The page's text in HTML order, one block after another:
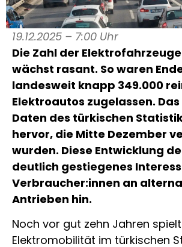
19.12.2025 – 7:00 Uhr
Die Zahl der
wächst rasant. So waren
landesweit knapp 349.000
Elektroautos zugelassen.
Daten des türkischen
hervor, die Mitte Dezember
wurden. Diese Entwicklung
deutlich gestiegenes
Verbraucher:innen an
Antrieben hin.
Noch vor gut zehn Jahren
Elektromobilität im türkischen